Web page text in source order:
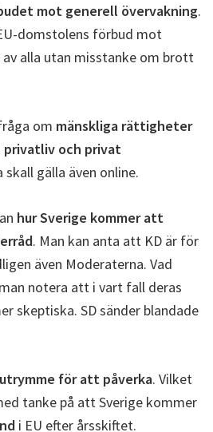
mot generell övervakning.
domstolens förbud mot
alla utan misstanke om brott
om mänskliga rättigheter
och privat
skall gälla även online.
hur Sverige kommer att
. Man kan anta att KD är för
även Moderaterna. Vad
notera att i vart fall deras
skeptiska. SD sänder blandade
utrymme för att påverka. Vilket
tanke på att Sverige kommer
i EU efter årsskiftet.